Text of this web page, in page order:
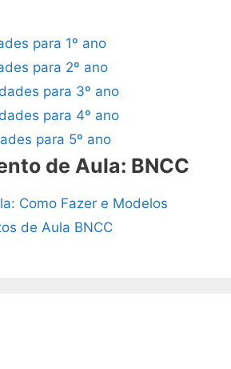
para 1º ano
para 2º ano
para 3º ano
para 4º ano
para 5º ano
de Aula: BNCC
Como Fazer e Modelos
de Aula BNCC